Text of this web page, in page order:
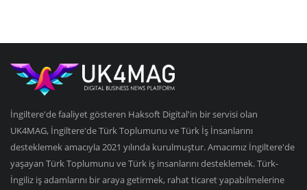
İngiltere'de faaliyet gösteren Haksoft Digital'in bir servisi olan
UK4MAG, İngiltere'de Türk Toplumunu ve Türk İş İnsanlarını
desteklemek amacıyla 2021 yılında kurulmuştur. Amacımız İngiltere'de
yaşayan Türk Toplumunu ve Türk iş insanlarını desteklemek. Türk-
İngiliz iş adamlarını bir araya getirmek, rahat ticaret yapabilmelerine